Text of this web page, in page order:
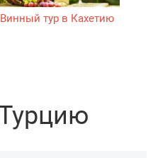
Винный тур в Кахетию